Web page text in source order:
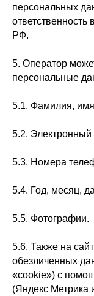
персональных
ответственность
РФ.
5. Оператор
персональные
5.1. Фамилия,
5.2. Электронный
5.3. Номера
5.4. Год, месяц,
5.5. Фотографии.
5.6. Также на
обезличенных
«cookie») с
(Яндекс Метрика